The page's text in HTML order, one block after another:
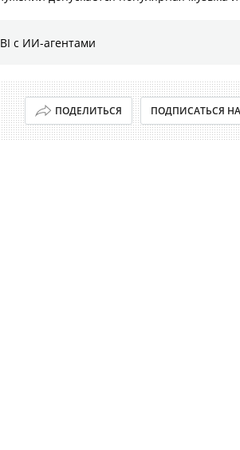
с ИИ-агентами
ПОДЕЛИТЬСЯ ПОДПИСАТЬСЯ